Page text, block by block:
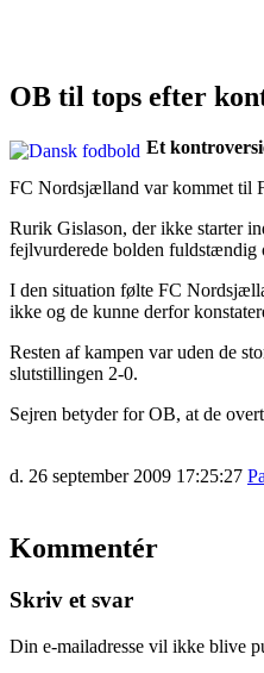
OB til tops efter
Et
FC Nordsjælland var kommet til
Rurik Gislason, der ikke starter
fejlvurderede bolden fuldstændig
I den situation følte FC
ikke og de kunne derfor
Resten af kampen var uden de
slutstillingen 2-0.
Sejren betyder for OB, at de
d. 26 september 2009 17:25:27
Kommentér
Skriv et svar
Din e-mailadresse vil ikke blive